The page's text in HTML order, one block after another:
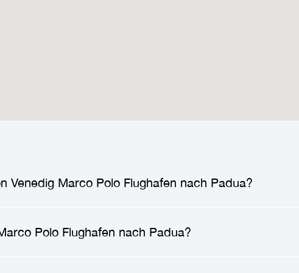
Venedig Marco Polo Flughafen nach Padua?
Fahrzeugart und der Anzahl der Passagiere. Die
Polo Flughafen nach Padua?